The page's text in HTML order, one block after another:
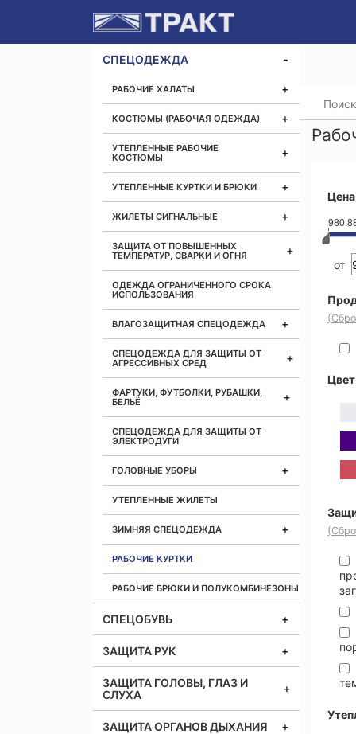
СПЕЦОДЕЖДА
РАБОЧИЕ ХАЛАТЫ
КОСТЮМЫ (РАБОЧАЯ ОДЕЖДА)
УТЕПЛЕННЫЕ РАБОЧИЕ
КОСТЮМЫ
УТЕПЛЕННЫЕ КУРТКИ И БРЮКИ
ЖИЛЕТЫ СИГНАЛЬНЫЕ
ЗАЩИТА ОТ ПОВЫШЕННЫХ
ТЕМПЕРАТУР, СВАРКИ И ОГНЯ
ОДЕЖДА ОГРАНИЧЕННОГО СРОКА
ИСПОЛЬЗОВАНИЯ
ВЛАГОЗАЩИТНАЯ СПЕЦОДЕЖДА
СПЕЦОДЕЖДА ДЛЯ ЗАЩИТЫ ОТ
АГРЕССИВНЫХ СРЕД
ФАРТУКИ, ФУТБОЛКИ, РУБАШКИ,
БЕЛЬЁ
СПЕЦОДЕЖДА ДЛЯ ЗАЩИТЫ ОТ
ЭЛЕКТРОДУГИ
ГОЛОВНЫЕ УБОРЫ
УТЕПЛЕННЫЕ ЖИЛЕТЫ
ЗИМНЯЯ СПЕЦОДЕЖДА
РАБОЧИЕ КУРТКИ
РАБОЧИЕ БРЮКИ И ПОЛУКОМБИНЕЗОНЫ
СПЕЦОБУВЬ
ЗАЩИТА РУК
ЗАЩИТА ГОЛОВЫ, ГЛАЗ И
СЛУХА
ЗАЩИТА ОРГАНОВ ДЫХАНИЯ
Цена
от
Цвет